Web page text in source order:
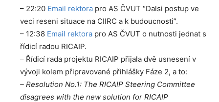
– 22:20 Email rektora pro AS ČVUT “Dalsi postup ve
veci reseni situace na CIIRC a k budoucnosti”.
– 12:38 Email rektora pro AS ČVUT o nutnosti jednat s
řídicí radou RICAIP.
– Řídicí rada projektu RICAIP přijala dvě usnesení v
vývoji kolem připravované přihlášky Fáze 2, a to:
– Resolution No.1: The RICAIP Steering Committee
disagrees with the new solution for RICAIP